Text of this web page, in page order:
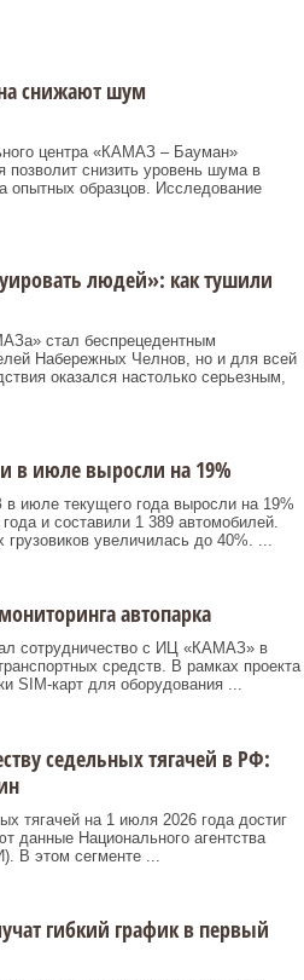
снижают шум
центра «КАМАЗ – Бауман»
позволит снизить уровень шума в
опытных образцов. Исследование
людей»: как тушили
стал беспрецедентным
Набережных Челнов, но и для всей
оказался настолько серьезным,
в июле выросли на 19%
июле текущего года выросли на 19%
и составили 1 389 автомобилей.
увеличилась до 40%. ...
автопарка
сотрудничество с ИЦ «КАМАЗ» в
средств. В рамках проекта
SIM‑карт для оборудования ...
седельных тягачей в РФ:
тягачей на 1 июля 2026 года достиг
данные Национального агентства
В этом сегменте ...
гибкий график в первый